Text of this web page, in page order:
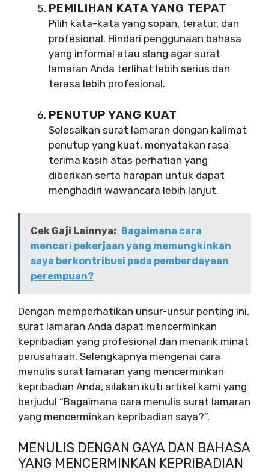
PEMILIHAN KATA YANG TEPAT
Pilih kata-kata yang sopan, teratur, dan
profesional. Hindari penggunaan bahasa
yang informal atau slang agar surat
lamaran Anda terlihat lebih serius dan
terasa lebih profesional.
PENUTUP YANG KUAT
Selesaikan surat lamaran dengan kalimat
penutup yang kuat, menyatakan rasa
terima kasih atas perhatian yang
diberikan serta harapan untuk dapat
menghadiri wawancara lebih lanjut.
Cek Gaji Lainnya: Bagaimana cara
mencari pekerjaan yang memungkinkan
saya berkontribusi pada pemberdayaan
perempuan?
Dengan memperhatikan unsur-unsur penting ini,
surat lamaran Anda dapat mencerminkan
kepribadian yang profesional dan menarik minat
perusahaan. Selengkapnya mengenai cara
menulis surat lamaran yang mencerminkan
kepribadian Anda, silakan ikuti artikel kami yang
berjudul “Bagaimana cara menulis surat lamaran
yang mencerminkan kepribadian saya?”.
MENULIS DENGAN GAYA DAN BAHASA
YANG MENCERMINKAN KEPRIBADIAN